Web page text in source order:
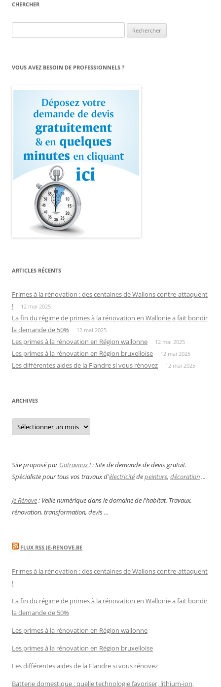
CHERCHER
VOUS AVEZ BESOIN DE PROFESSIONNELS ?
ARTICLES RÉCENTS
Primes à la rénovation : des centaines de Wallons contre-attaquent
!
12 mai 2025
La fin du régime de primes à la rénovation en Wallonie a fait bondir
la demande de 50%
12 mai 2025
Les primes à la rénovation en Région wallonne 12 mai 2025
Les primes à la rénovation en Région bruxelloise 12 mai 2025
Les différentes aides de la Flandre si vous rénovez 12 mai 2025
ARCHIVES
Archives
Site proposé parGotravaux !: Site de demande de devis gratuit.
Spécialiste pour tous vos travaux d'électricitédepeinture, décoration...
Je Rénove: Veille numérique dans le domaine de l'habitat. Travaux,
rénovation, transformation, devis ...
FLUX RSS JE-RENOVE.BE
Primes à la rénovation : des centaines de Wallons contre-attaquent
!
La fin du régime de primes à la rénovation en Wallonie a fait bondir
la demande de 50%
Les primes à la rénovation en Région wallonne
Les primes à la rénovation en Région bruxelloise
Les différentes aides de la Flandre si vous rénovez
Batterie domestique : quelle technologie favoriser, lithium-ion,